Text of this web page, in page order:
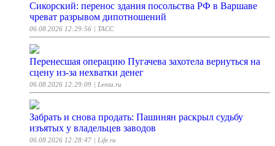
Сикорский: перенос здания посольства РФ в Варшаве
чреват разрывом дипотношений
06.08.2026 12:29:56 | ТАСС
Перенесшая операцию Пугачева захотела вернуться на
сцену из-за нехватки денег
06.08.2026 12:29:09 | Lenta.ru
Забрать и снова продать: Пашинян раскрыл судьбу
изъятых у владельцев заводов
06.08.2026 12:28:47 | Life.ru